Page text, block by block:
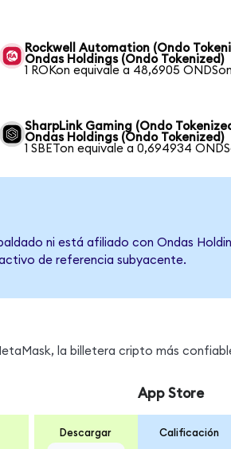
Rockwell Automation (Ondo
Ondas Holdings (Ondo Tokenized)
1 ROKon equivale a 48,6905 ONDSon
SharpLink Gaming (Ondo
Ondas Holdings (Ondo Tokenized)
1 SBETon equivale a 0,694934
ni está afiliado con Ondas
de referencia subyacente.
la billetera cripto más
Descargar
App Store
Calificación